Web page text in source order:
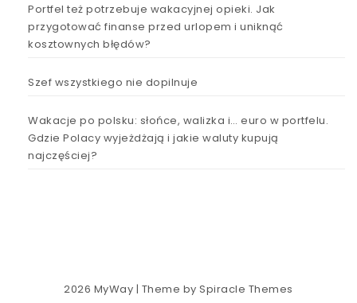
Portfel też potrzebuje wakacyjnej opieki. Jak
przygotować finanse przed urlopem i uniknąć
kosztownych błędów?
Szef wszystkiego nie dopilnuje
Wakacje po polsku: słońce, walizka i… euro w portfelu.
Gdzie Polacy wyjeżdżają i jakie waluty kupują
najczęściej?
2026 MyWay | Theme bySpiracle Themes